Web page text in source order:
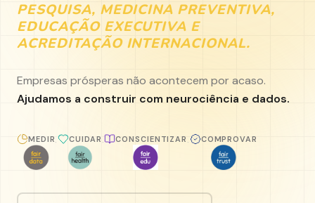
PESQUISA, MEDICINA PREVENTIVA,
EDUCAÇÃO EXECUTIVA E
ACREDITAÇÃO INTERNACIONAL.
Empresas prósperas não acontecem por acaso.
Ajudamos a construir com neurociência e dados.
MEDIR· CUIDAR · CONSCIENTIZAR · COMPROVAR